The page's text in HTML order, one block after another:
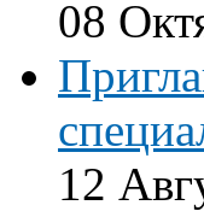
08
12